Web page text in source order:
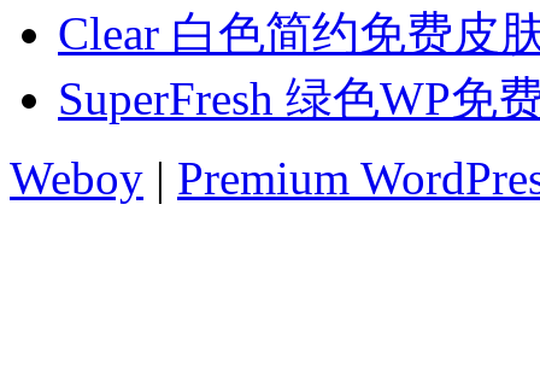
Clear 白色简约免费皮
SuperFresh 绿色WP免
Weboy | Premium